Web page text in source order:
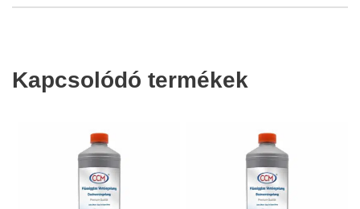
Kapcsolódó termékek